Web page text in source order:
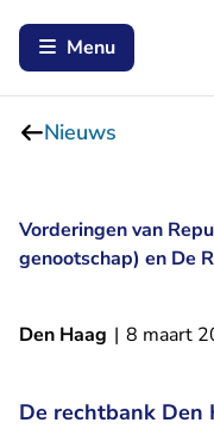
Menu
Nieuws
Vorderingen van
genootschap) en De
Den Haag | 8 maart
De rechtbank Den